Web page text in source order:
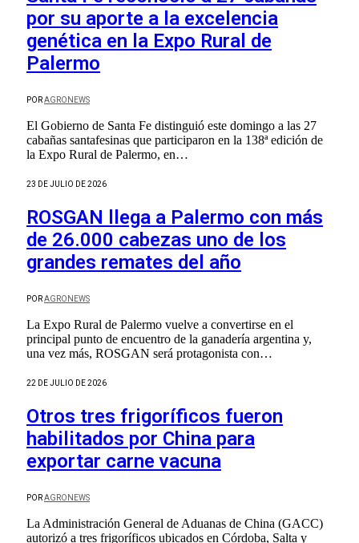
por su aporte a la excelencia
genética en la Expo Rural de
Palermo
PORAGRONEWS
El Gobierno de Santa Fe distinguió este domingo a las 27
cabañas santafesinas que participaron en la 138ª edición de
la Expo Rural de Palermo, en…
23 DE JULIO DE 2026
ROSGAN llega a Palermo con más
de 26.000 cabezas uno de los
grandes remates del año
PORAGRONEWS
La Expo Rural de Palermo vuelve a convertirse en el
principal punto de encuentro de la ganadería argentina y,
una vez más, ROSGAN será protagonista con…
22 DE JULIO DE 2026
Otros tres frigoríficos fueron
habilitados por China para
exportar carne vacuna
PORAGRONEWS
La Administración General de Aduanas de China (GACC)
autorizó a tres frigoríficos ubicados en Córdoba, Salta y